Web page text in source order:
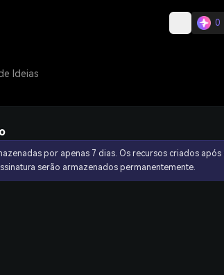
0
Ideias
por apenas 7 dias. Os recursos criados
serão armazenados permanentemente.